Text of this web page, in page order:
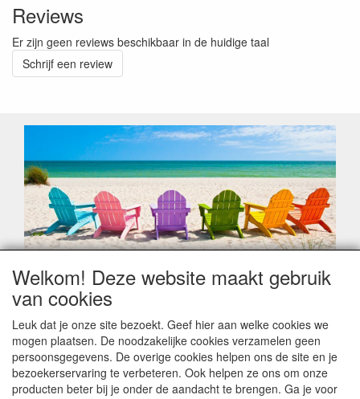
Reviews
Er zijn geen reviews beschikbaar in de huidige taal
Schrijf een review
Geachte klant,
Zoals elk jaar zorgt de verlofperiode, naast een hoop
leveringsproblemen.
Sommige fabrikanten sluiten of werken met een
vakantiebezetting.
Bestellingen die vanaf +/- 15 juli geplaatst worden kunnen
hierdoor vertraging oplopen. Wanneer die voorradig is en alle
Welkom! Deze website maakt gebruik
van cookies
Leuk dat je onze site bezoekt. Geef hier aan welke cookies we
mogen plaatsen. De noodzakelijke cookies verzamelen geen
persoonsgegevens. De overige cookies helpen ons de site en je
bezoekerservaring te verbeteren. Ook helpen ze ons om onze
producten beter bij je onder de aandacht te brengen. Ga je voor